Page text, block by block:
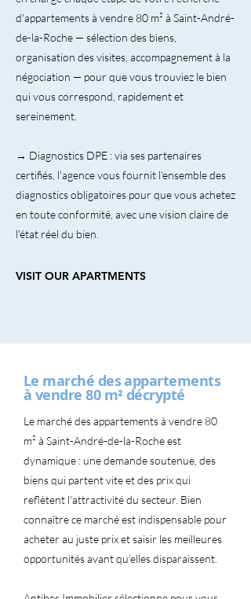
d'appartements à vendre 80 m² à Saint-André-
de-la-Roche — sélection des biens,
organisation des visites, accompagnement à la
négociation — pour que vous trouviez le bien
qui vous correspond, rapidement et
sereinement.
→ Diagnostics DPE : via ses partenaires
certifiés, l'agence vous fournit l'ensemble des
diagnostics obligatoires pour que vous achetez
en toute conformité, avec une vision claire de
l'état réel du bien.
VISIT OUR APARTMENTS
Le marché des appartements
à vendre 80 m² décrypté
Le marché des appartements à vendre 80
m² à Saint-André-de-la-Roche est
dynamique : une demande soutenue, des
biens qui partent vite et des prix qui
reflètent l'attractivité du secteur. Bien
connaître ce marché est indispensable pour
acheter au juste prix et saisir les meilleures
opportunités avant qu'elles disparaissent.